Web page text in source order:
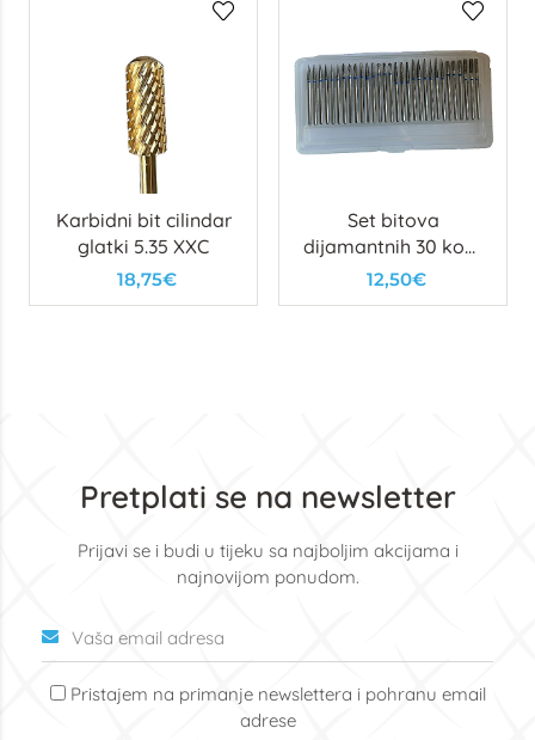
Karbidni bit cilindar
glatki 5.35 XXC
18,75€
Set bitova
dijamantnih 30 kom
M
12,50€
Pretplati se na newsletter
Prijavi se i budi u tijeku sa najboljim akcijama i
najnovijom ponudom.
Pristajem na primanje newslettera i pohranu email
adrese